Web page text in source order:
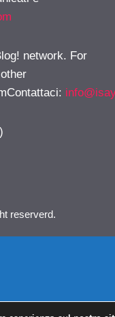
network. For
:
reserverd.